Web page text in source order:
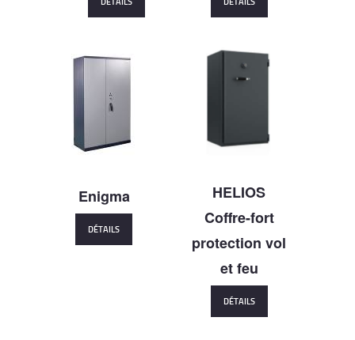
Enigma
DÉTAILS
HELIOS
Coffre-fort
protection vol
et feu
DÉTAILS